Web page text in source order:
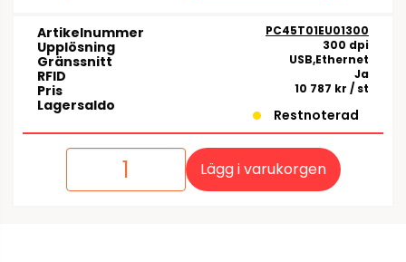
Artikelnummer PC45T01EU01300
Upplösning 300 dpi
Gränssnitt USB,Ethernet
RFID Ja
Pris 10 787 kr / st
Lagersaldo
Restnoterad
Lägg i varukorgen